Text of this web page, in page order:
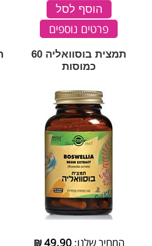
הוסף לסל
פרטים נוספים
תמצית בוסוואליה 60
כמוסות
המחיר שלנו:49.90
₪